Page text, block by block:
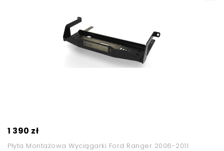
1 390 zł
Płyta Montażowa Wyciągarki Ford Ranger 2006-2011